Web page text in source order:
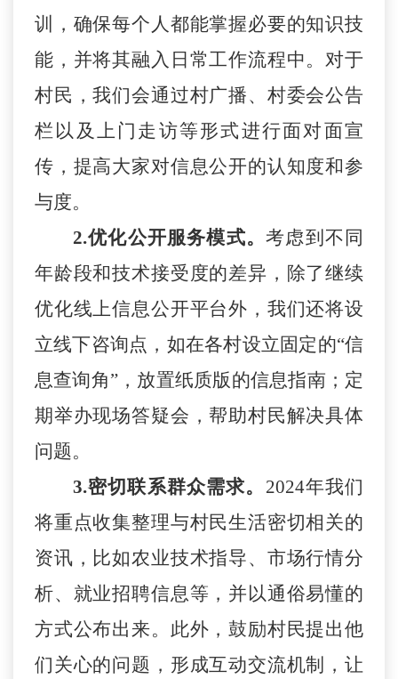
训，确保每个人都能掌握必要的知识技
能，并将其融入日常工作流程中。对于
村民，我们会通过村广播、村委会公告
栏以及上门走访等形式进行面对面宣
传，提高大家对信息公开的认知度和参
与度。
2.优化公开服务模式。考虑到不同
年龄段和技术接受度的差异，除了继续
优化线上信息公开平台外，我们还将设
立线下咨询点，如在各村设立固定的“信
息查询角”，放置纸质版的信息指南；定
期举办现场答疑会，帮助村民解决具体
问题。
3.密切联系群众需求。 2024年我们
将重点收集整理与村民生活密切相关的
资讯，比如农业技术指导、市场行情分
析、就业招聘信息等，并以通俗易懂的
方式公布出来。此外，鼓励村民提出他
们关心的问题，形成互动交流机制，让